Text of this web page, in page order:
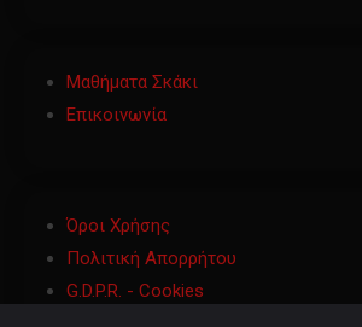
Μαθήματα Σκάκι
Επικοινωνία
Όροι Χρήσης
Πολιτική Απορρήτου
G.D.P.R. - Cookies